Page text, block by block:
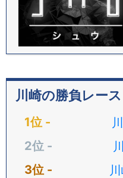
川崎の勝負レース